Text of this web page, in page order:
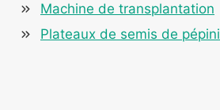
Machine de transplantation
Plateaux de semis de